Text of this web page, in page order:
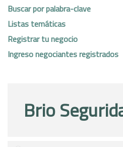
Buscar por palabra-clave
Listas temáticas
Registrar tu negocio
Ingreso negociantes registrados
Brio